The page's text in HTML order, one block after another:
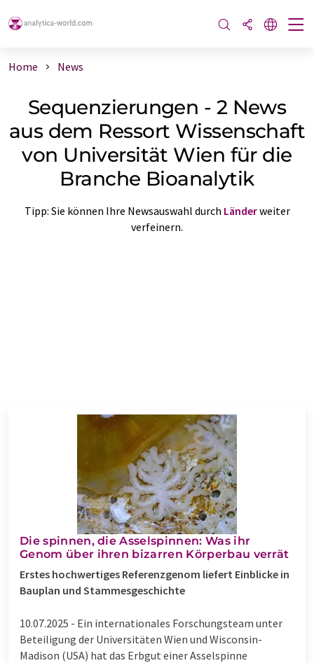
Home News
Sequenzierungen - 2 News
aus dem Ressort Wissenschaft
von Universität Wien für die
Branche Bioanalytik
Tipp: Sie können Ihre Newsauswahl durch Länderweiter
verfeinern.
Die spinnen, die Asselspinnen: Was ihr
Genom über ihren bizarren Körperbau verrät
Erstes hochwertiges Referenzgenom liefert Einblicke in
Bauplan und Stammesgeschichte
10.07.2025 - Ein internationales Forschungsteam unter
Beteiligung der Universitäten Wien und Wisconsin-
Madison (USA) hat das Erbgut einer Asselspinne